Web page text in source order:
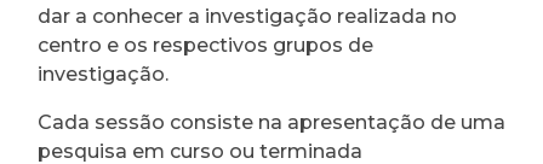
dar a conhecer a investigação realizada no
centro e os respectivos grupos de
investigação.
Cada sessão consiste na apresentação de uma
pesquisa em curso ou terminada